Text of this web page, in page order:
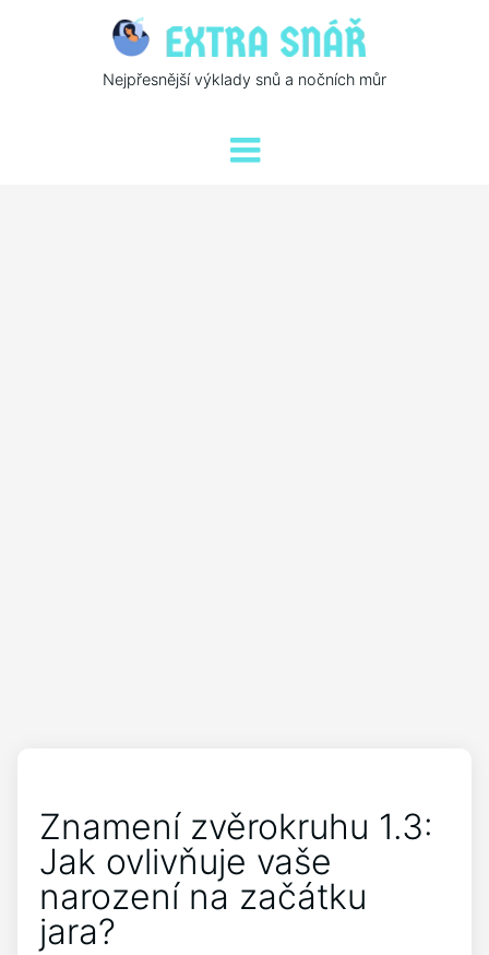
Nejpřesnější výklady snů a nočních můr
Znamení zvěrokruhu 1.3:
Jak ovlivňuje vaše
narození na začátku
jara?